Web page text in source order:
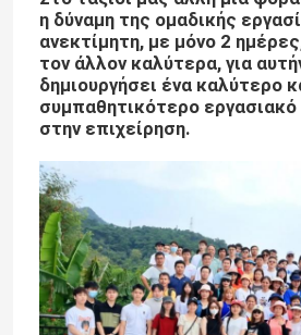
Τρισδιάστατος εκτυπωτής
Τρισδιάστατος εκτυπωτής
Τρισδιάστατος εκτυπωτής LCD
Φωτοευαίσθητη ρητίνη
η δύναμη της ομαδικής
ανεκτίμητη, με μόνο 2
τον άλλον καλύτερα, για
δημιουργήσει ένα καλύτερο
συμπαθητικότερο
στην επιχείρηση.